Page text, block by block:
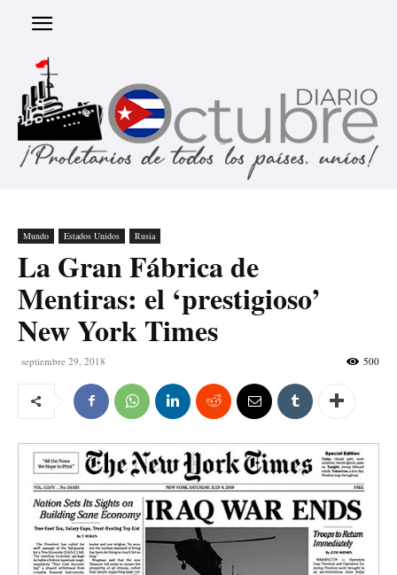
Mundo Estados Unidos Rusia
La Gran Fábrica de
Mentiras: el ‘prestigioso’
New York Times
septiembre 29, 2018 500